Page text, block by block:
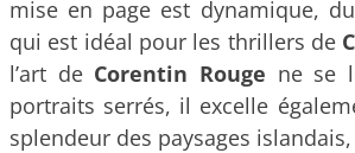
mise en page est dynamique,
qui est idéal pour les thrillers de
l’art de Corentin Rouge ne se
portraits serrés, il excelle
splendeur des paysages